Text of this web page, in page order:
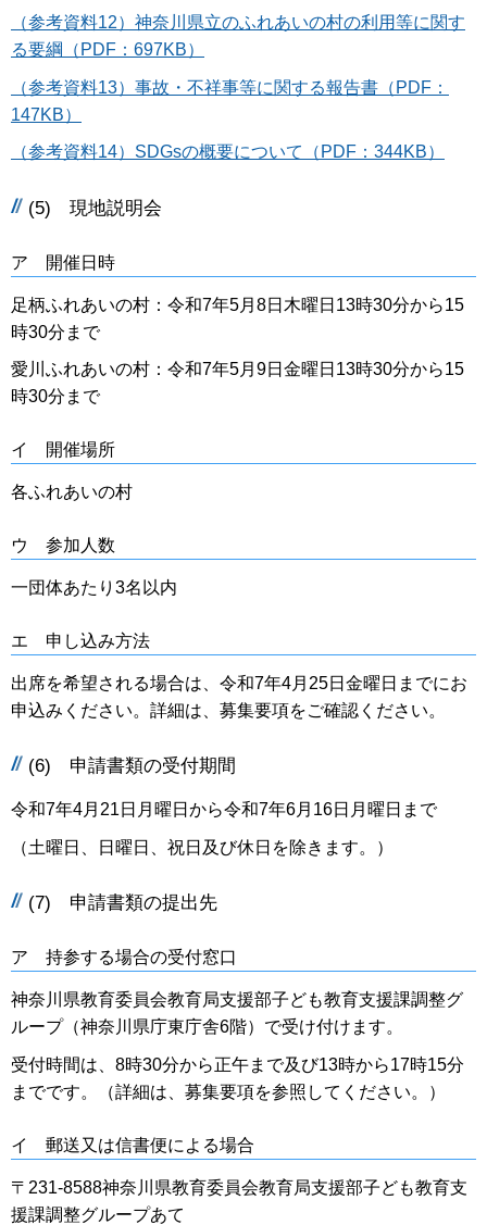
（参考資料12）神奈川県立のふれあいの村の利用等に関す
る要綱（PDF：697KB）
（参考資料13）事故・不祥事等に関する報告書（PDF：
147KB）
（参考資料14）SDGsの概要について（PDF：344KB）
(5) 現地説明会
ア 開催日時
足柄ふれあいの村：令和7年5月8日木曜日13時30分から15
時30分まで
愛川ふれあいの村：令和7年5月9日金曜日13時30分から15
時30分まで
イ 開催場所
各ふれあいの村
ウ 参加人数
一団体あたり3名以内
エ 申し込み方法
出席を希望される場合は、令和7年4月25日金曜日までにお
申込みください。詳細は、募集要項をご確認ください。
(6) 申請書類の受付期間
令和7年4月21日月曜日から令和7年6月16日月曜日まで
（土曜日、日曜日、祝日及び休日を除きます。）
(7) 申請書類の提出先
ア 持参する場合の受付窓口
神奈川県教育委員会教育局支援部子ども教育支援課調整グ
ループ（神奈川県庁東庁舎6階）で受け付けます。
受付時間は、8時30分から正午まで及び13時から17時15分
までです。（詳細は、募集要項を参照してください。）
イ 郵送又は信書便による場合
〒231-8588神奈川県教育委員会教育局支援部子ども教育支
援課調整グループあて